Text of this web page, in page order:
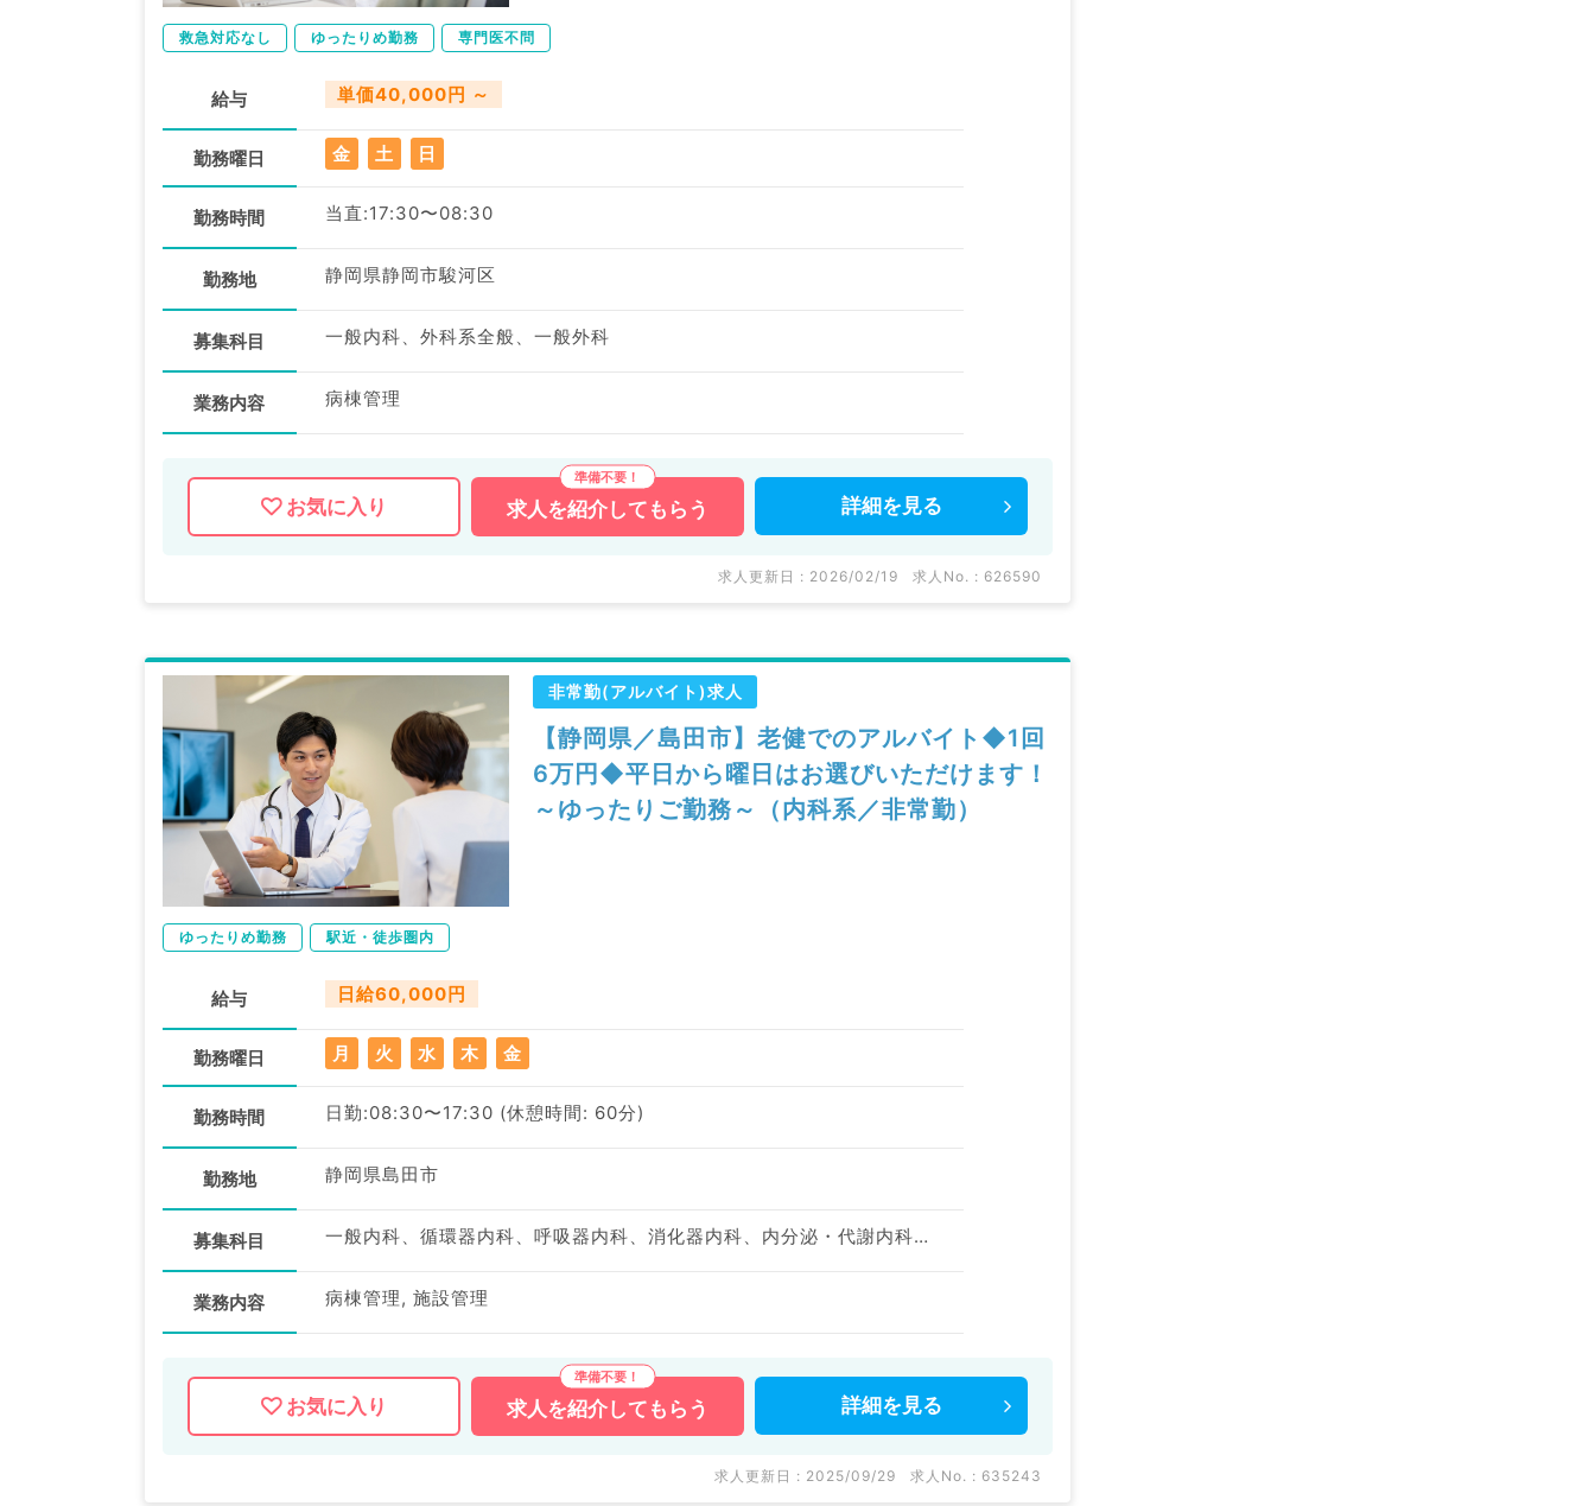
救急対応なし ゆったりめ勤務 専門医不問
給与 単価40,000円 ～
勤務曜日 金 土 日
勤務時間 当直:17:30〜08:30
勤務地 静岡県静岡市駿河区
募集科目 一般内科、外科系全般、一般外科
業務内容 病棟管理
お気に入り 求人を紹介してもらう 詳細を 見る
求人更新日 : 2026/02/19 求人No. : 626590
非常勤(アルバイト)求人
【静岡県／島田市】老健でのアルバイト◆1回
6万円◆平日から曜日はお選びいただけます！
～ゆったりご勤務～（内科系／非常勤）
ゆったりめ勤務 駅近・徒歩圏内
給与 日給60,000円
勤務曜日 月 火 水 木 金
勤務時間 日勤:08:30〜17:30 (休憩時間: 60分)
勤務地 静岡県島田市
募集科目 一般内科、循環器内科、呼吸器内科、消化器内科、内分泌・代謝内科、腎臓内科、老年内科
業務内容 病棟管理, 施設管理
お気に入り 求人を紹介してもらう 詳細を 見る
求人更新日 : 2025/09/29 求人No. : 635243